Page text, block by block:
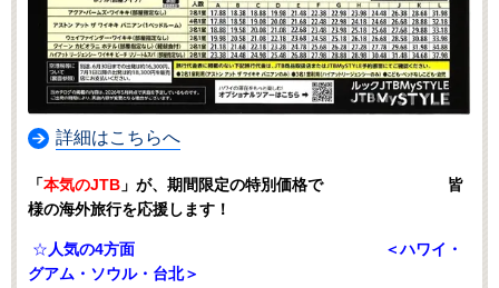
詳細はこちらへ
「本気のJTB 」が、期間限定の特別価格で 皆
様の海外旅行を応援します！
☆人気の4方面 ＜ハワイ・
グアム・ソウル・台北＞